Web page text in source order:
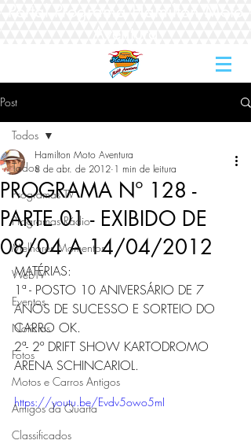
Post
Todos
Programas TV
Programas Rádio
Melhores Momentos
WebTV
Eventos
Notícias
Fotos
Motos e Carros Antigos
Amigos da Quarta
Classificados
Todos
PROGRAMA Nº 128 -
PARTE 01 - EXIBIDO DE
08/04 A 14/04/2012
Hamilton Moto Aventura
8 de abr. de 2012 1 min de leitura
MATÉRIAS:
1ª - POSTO 10 ANIVERSÁRIO DE 7
ANOS DE SUCESSO E SORTEIO DO
CARRO OK.
2ª- 2º DRIFT SHOW KARTODROMO
ARENA SCHINCARIOL.
https://youtu.be/Evdv5owo5mI